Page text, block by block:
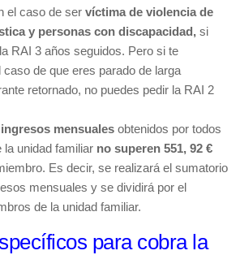
el caso de ser víctima de violencia de
y personas con discapacidad, si
RAI 3 años seguidos. Pero si te
de que eres parado de larga
retornado, no puedes pedir la RAI 2
mensuales obtenidos por todos
unidad familiar no superen 551, 92 €
Es decir, se realizará el sumatorio
mensuales y se dividirá por el
de la unidad familiar.
para cobra la